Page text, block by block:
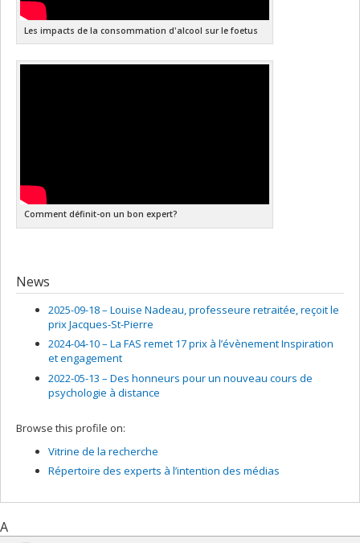
Les impacts de la consommation d'alcool sur le foetus
Comment définit-on un bon expert?
News
2025-09-18 – Louise Nadeau, professeure retraitée, reçoit le
prix Jacques-St-Pierre
2024-04-10 – La FAS remet 17 prix à l’évènement Inspiration
et engagement
2022-05-13 – Des honneurs pour un nouveau cours de
psychologie à distance
Browse this profile on:
Vitrine de la recherche
Répertoire des experts à l’intention des médias
A